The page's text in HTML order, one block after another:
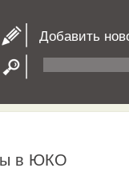
Добавить
в ЮКО